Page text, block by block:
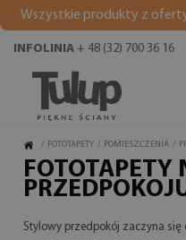
Wszystkie produkty z
INFOLINIA + 48 (32) 700 36 16
/ FOTOTAPETY / POMIESZCZENIA /
FOTOTAPETY
Stylowy przedpokój zaczyna